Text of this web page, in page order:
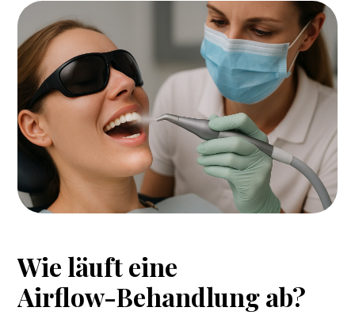
Wie läufteine
Airflow-Behandlungab?